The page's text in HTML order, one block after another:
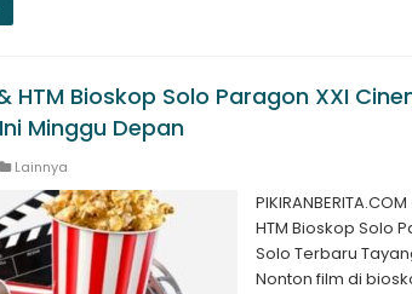
HTM Bioskop Solo Paragon XXI
Minggu Depan
Lainnya
HTM Bioskop Solo
Solo Terbaru
Nonton film di